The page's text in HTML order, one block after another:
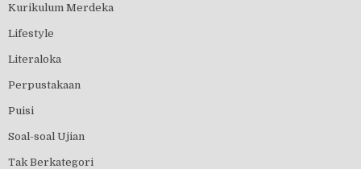
Kurikulum Merdeka
Lifestyle
Literaloka
Perpustakaan
Puisi
Soal-soal Ujian
Tak Berkategori